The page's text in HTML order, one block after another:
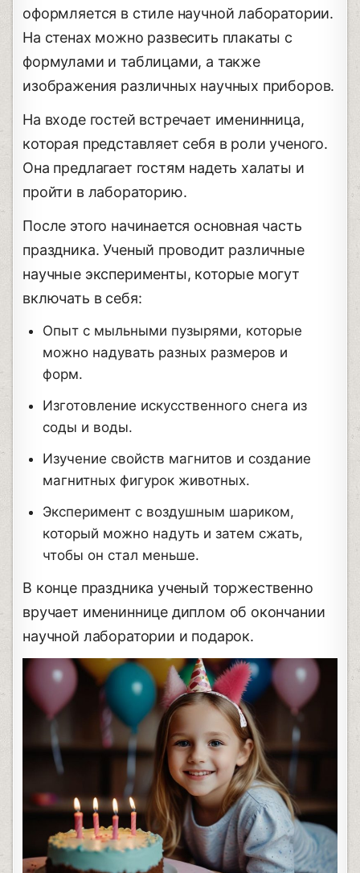
оформляется в стиле научной лаборатории.
На стенах можно развесить плакаты с
формулами и таблицами, а также
изображения различных научных приборов.
На входе гостей встречает именинница,
которая представляет себя в роли ученого.
Она предлагает гостям надеть халаты и
пройти в лабораторию.
После этого начинается основная часть
праздника. Ученый проводит различные
научные эксперименты, которые могут
включать в себя:
Опыт с мыльными пузырями, которые
можно надувать разных размеров и
форм.
Изготовление искусственного снега из
соды и воды.
Изучение свойств магнитов и создание
магнитных фигурок животных.
Эксперимент с воздушным шариком,
который можно надуть и затем сжать,
чтобы он стал меньше.
В конце праздника ученый торжественно
вручает имениннице диплом об окончании
научной лаборатории и подарок.